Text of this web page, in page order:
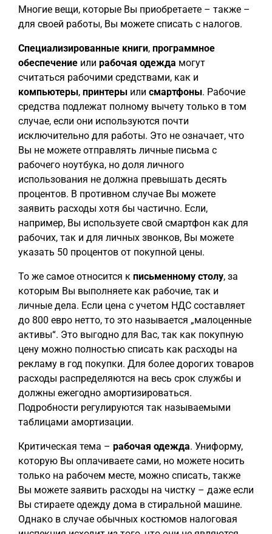
Многие вещи, которые Вы приобретаете – также –
для своей работы, Вы можете списать с налогов.
Специализированные книги, программное
обеспечение или рабочая одежда могут
считаться рабочими средствами, как и
компьютеры, принтеры или смартфоны. Рабочие
средства подлежат полному вычету только в том
случае, если они используются почти
исключительно для работы. Это не означает, что
Вы не можете отправлять личные письма с
рабочего ноутбука, но доля личного
использования не должна превышать десять
процентов. В противном случае Вы можете
заявить расходы хотя бы частично. Если,
например, Вы используете свой смартфон как для
рабочих, так и для личных звонков, Вы можете
указать 50 процентов от покупной цены.
То же самое относится к письменному столу, за
которым Вы выполняете как рабочие, так и
личные дела. Если цена с учетом НДС составляет
до 800 евро нетто, то это называется „малоценные
активы“. Это выгодно для Вас, так как покупную
цену можно полностью списать как расходы на
рекламу в год покупки. Для более дорогих товаров
расходы распределяются на весь срок службы и
должны ежегодно амортизироваться.
Подробности регулируются так называемыми
таблицами амортизации.
Критическая тема – рабочая одежда. Униформу,
которую Вы оплачиваете сами, но можете носить
только на рабочем месте, можно списать, также
Вы можете заявить расходы на чистку – даже если
Вы стираете одежду дома в стиральной машине.
Однако в случае обычных костюмов налоговая